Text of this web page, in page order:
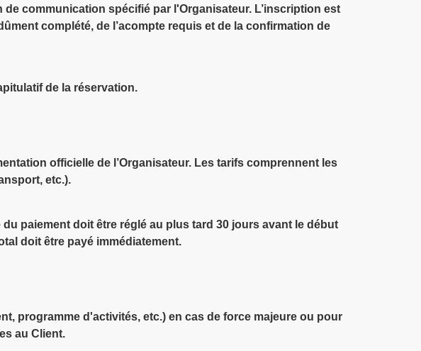
communication spécifié par l'Organisateur. L’inscription est
complété, de l’acompte requis et de la confirmation de
de la réservation.
officielle de l’Organisateur. Les tarifs comprennent les
etc.).
paiement doit être réglé au plus tard 30 jours avant le début
doit être payé immédiatement.
programme d'activités, etc.) en cas de force majeure ou pour
au Client.